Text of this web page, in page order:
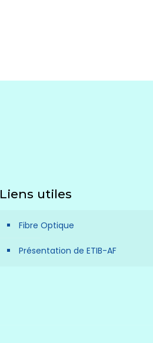
Liens utiles
Fibre Optique
Présentation de ETIB-AF